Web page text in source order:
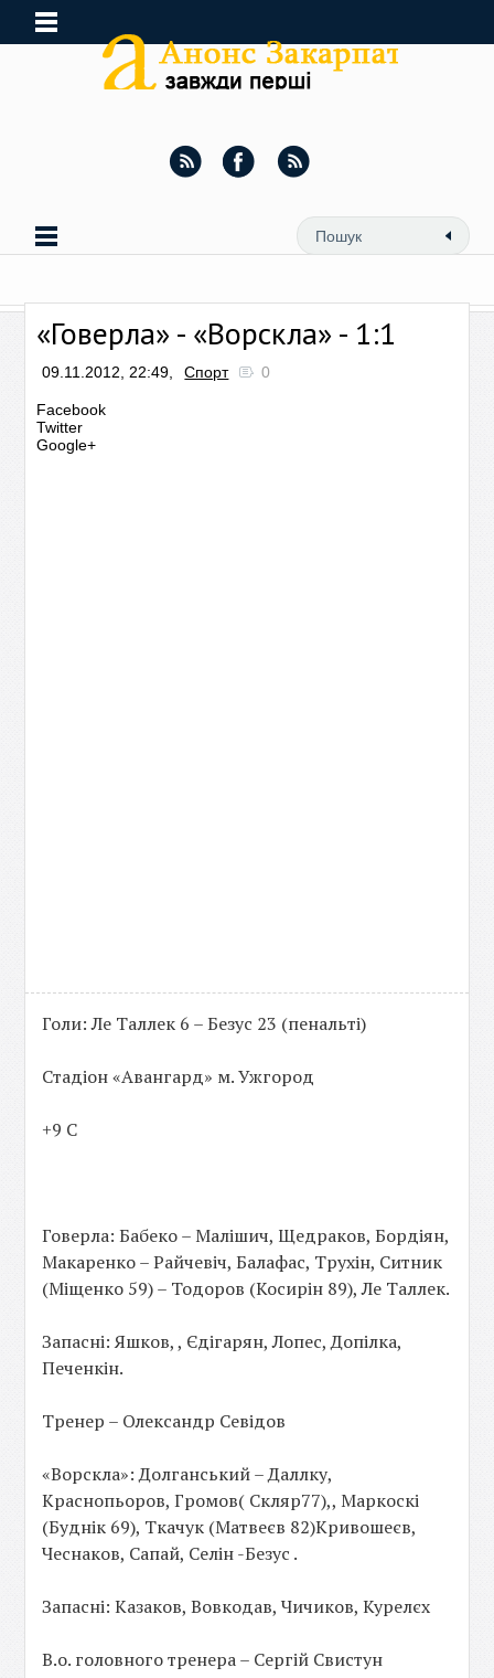
«Говерла» - «Ворскла» - 1:1
09.11.2012, 22:49, Спорт 0
Facebook
Twitter
Google+
Голи: Ле Таллек 6 – Безус 23 (пенальті)
Стадіон «Авангард» м. Ужгород
+9 С
Говерла: Бабеко – Малішич, Щедраков, Бордіян,
Макаренко – Райчевіч, Балафас, Трухін, Ситник
(Міщенко 59) – Тодоров (Косирін 89), Ле Таллек.
Запасні: Яшков, , Єдігарян, Лопес, Допілка,
Печенкін.
Тренер – Олександр Севідов
«Ворскла»: Долганський – Даллку,
Краснопьоров, Громов( Скляр77),, Маркоскі
(Буднік 69), Ткачук (Матвеєв 82)Кривошеєв,
Чеснаков, Сапай, Селін -Безус .
Запасні: Казаков, Вовкодав, Чичиков, Курелєх
В.о. головного тренера – Сергій Свистун